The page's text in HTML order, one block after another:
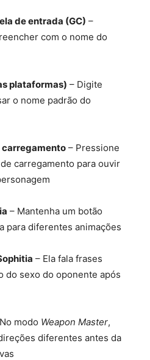
de entrada (GC) –
com o nome do
plataformas) – Digite
o nome padrão do
carregamento – Pressione
carregamento para ouvir
– Mantenha um botão
para diferentes animações
– Ela fala frases
do sexo do oponente após
modo Weapon Master,
diferentes antes da